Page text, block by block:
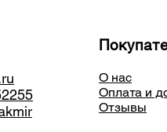
О нас
Оплата и
Отзывы